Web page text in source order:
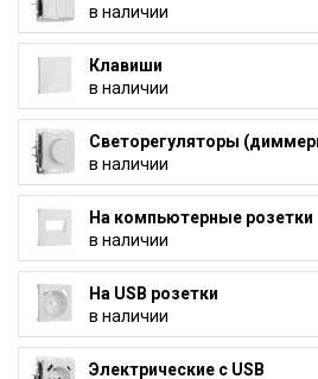
в наличии
Клавиши
в наличии
Светорегуляторы
в наличии
На компьютерные розетки
в наличии
На USB розетки
в наличии
Электрические с USB